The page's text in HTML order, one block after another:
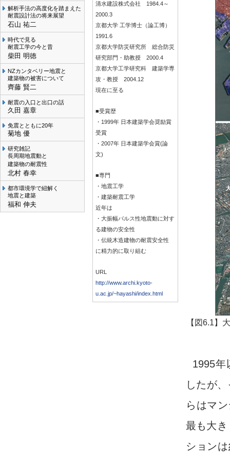
解析手法の高度化を踏まえた
耐震設計法の将来展望
石山 祐二
時代で見る
耐震工学の今と昔
柴田 明徳
NZカンタベリー地震と
建築物の被害について
齊藤 賢二
耐震の入口と出口の話
久田 嘉章
免震とともに20年
菊地 優
研究雑記
長周期地震動と
建築物の耐震性
北村 春幸
都市環境学で紐解く
地震と建築
福和 伸夫
清水建設株式会社 1984.4～
2000.3
京都大学 工学博士（論工博）
1991.6
京都大学防災研究所 総合防災
研究部門・助教授 2000.4
京都大学工学研究科 建築学専
攻・教授 2004.12
現在に至る
■受賞歴
・1999年 日本建築学会奨励賞
受賞
・2007年 日本建築学会賞(論
文)
■専門
・地震工学
・建築耐震工学
近年は
・大振幅パルス性地震動に対す
る建物の安全性
・伝統木造建物の耐震安全性
に精力的に取り組む
URL
http://www.archi.kyoto-
u.ac.jp/~hayashi/index.html
【図6.1】
1995年
したが
らはマ
最も大
ション